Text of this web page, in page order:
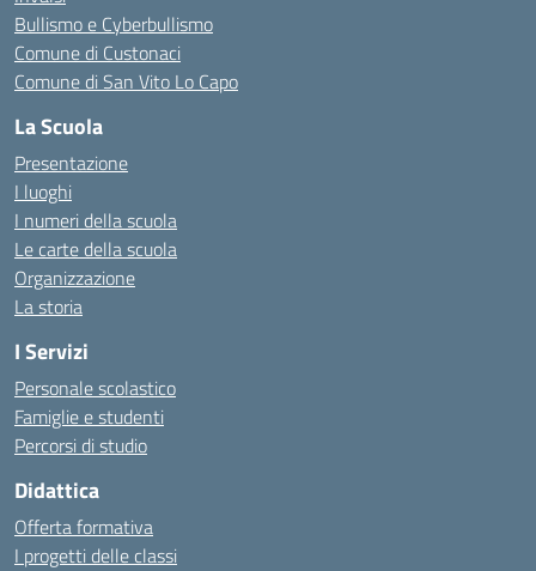
Bullismo e Cyberbullismo
Comune di Custonaci
Comune di San Vito Lo Capo
La Scuola
Presentazione
I luoghi
I numeri della scuola
Le carte della scuola
Organizzazione
La storia
I Servizi
Personale scolastico
Famiglie e studenti
Percorsi di studio
Didattica
Offerta formativa
I progetti delle classi